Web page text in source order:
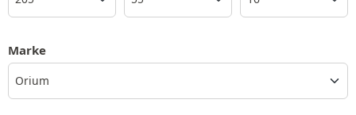
Marke
Orium